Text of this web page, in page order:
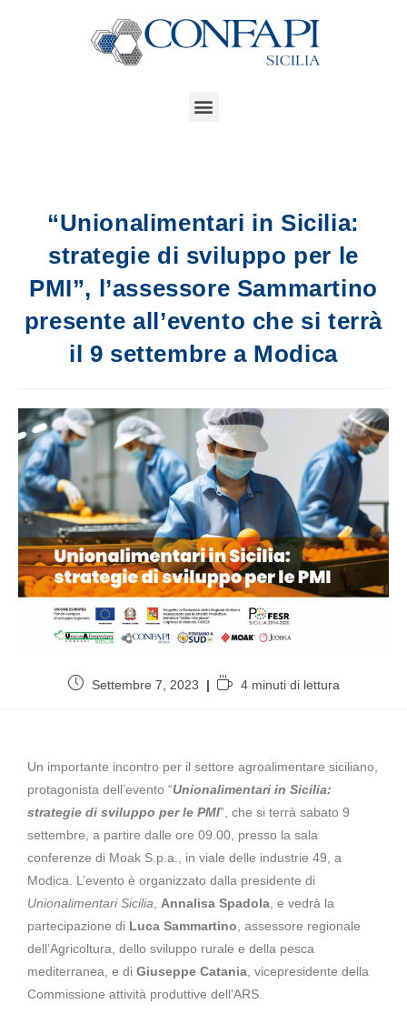
“Unionalimentari in Sicilia:
strategie di sviluppo per le
PMI”, l’assessore Sammartino
presente all’evento che si terrà
il 9 settembre a Modica
Settembre 7, 2023 4 minuti di lettura
Un importante incontro per il settore agroalimentare siciliano,
protagonista dell’evento “Unionalimentari in Sicilia:
strategie di sviluppo per le PMI”, che si terrà sabato 9
settembre, a partire dalle ore 09.00, presso la sala
conferenze di Moak S.p.a., in viale delle industrie 49, a
Modica. L’evento è organizzato dalla presidente di
Unionalimentari Sicilia
Annalisa Spadola , e vedrà la
partecipazione di Luca Sammartino , assessore regionale
dell’Agricoltura, dello sviluppo rurale e della pesca
mediterranea, e di Giuseppe Catania , vicepresidente della
Commissione attività produttive dell’ARS.